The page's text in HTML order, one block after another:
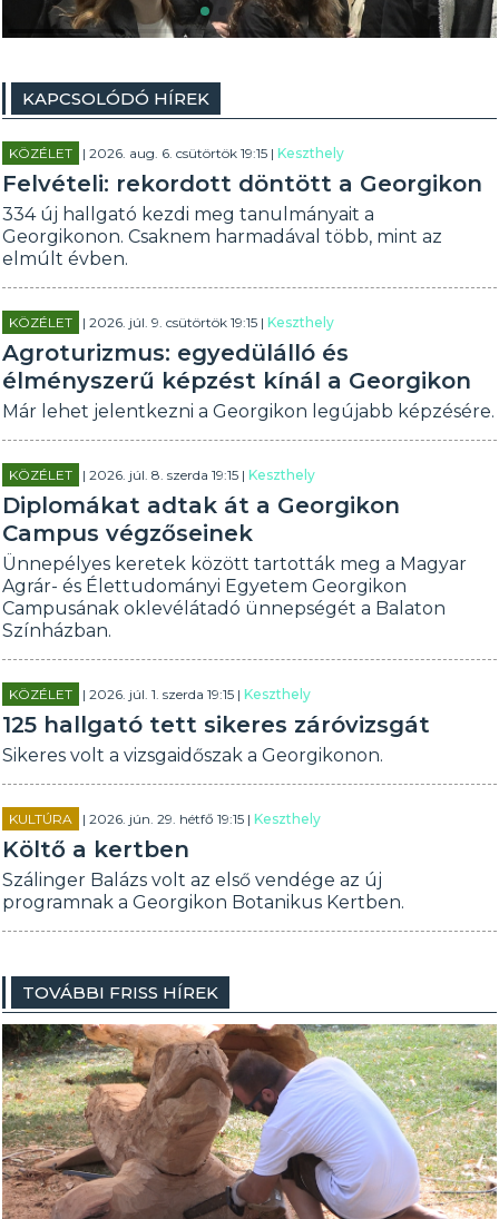
KAPCSOLÓDÓ HÍREK
KÖZÉLET | 2026. aug. 6. csütörtök 19:15 |Keszthely
Felvételi: rekordott döntött a Georgikon
334 új hallgató kezdi meg tanulmányait a
Georgikonon. Csaknem harmadával több, mint az
elmúlt évben.
KÖZÉLET | 2026. júl. 9. csütörtök 19:15 |Keszthely
Agroturizmus: egyedülálló és
élményszerű képzést kínál a Georgikon
Már lehet jelentkezni a Georgikon legújabb képzésére.
KÖZÉLET | 2026. júl. 8. szerda 19:15 |Keszthely
Diplomákat adtak át a Georgikon
Campus végzőseinek
Ünnepélyes keretek között tartották meg a Magyar
Agrár- és Élettudományi Egyetem Georgikon
Campusának oklevélátadó ünnepségét a Balaton
Színházban.
KÖZÉLET | 2026. júl. 1. szerda 19:15 |Keszthely
125 hallgató tett sikeres záróvizsgát
Sikeres volt a vizsgaidőszak a Georgikonon.
KULTÚRA | 2026. jún. 29. hétfő 19:15 |Keszthely
Költő a kertben
Szálinger Balázs volt az első vendége az új
programnak a Georgikon Botanikus Kertben.
TOVÁBBI FRISS HÍREK